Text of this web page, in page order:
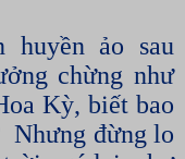
huyền ảo sau
chừng như
Kỳ, biết bao
Nhưng đừng lo